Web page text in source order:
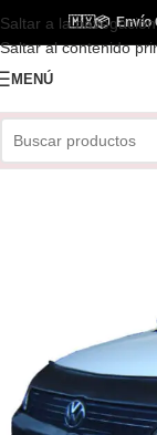
Saltar a la navegación
Saltar al contenido
🇲🇽📦Envío
MENÚ